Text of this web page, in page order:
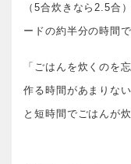
（5合炊きなら2.5合
ードの約半分の時間
「ごはんを炊くのを
作る時間があまりな
と短時間でごはんが